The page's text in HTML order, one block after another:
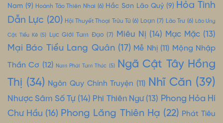
Nam (9) Hoành Tảo Thiên Nhai (6) Hắc Sơn Lão Quỷ (9) Hỏa Tinh
Dẫn Lực (20) Hội Thuyết Thoại Trửu Tử(6) Loạn (7) Lão Trư (6) Lão Ưng
Cật Tiểu Kê (5) Lục Giới Tam Đạo (7) Miêu Nị (14) Mạc Mặc (13)
Mại Báo Tiểu Lang Quân(17) Mễ Nhị(11) Mộng Nhập
Thần Cơ (12) Nam Phái Tam Thúc (5) Ngã Cật Tây Hồng
Thị (34) Ngôn Quy Chính Truyện (11) Nhĩ Căn (39)
Nhược Sâm Số Tự(14) Phi Thiên Ngư(13) Phong Hỏa Hí
Chư Hầu (16) Phong Lăng Thiên Hạ (22) Phát Tiêu